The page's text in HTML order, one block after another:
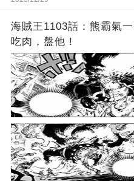
海賊王1103話：熊霸氣
吃肉，盤他！